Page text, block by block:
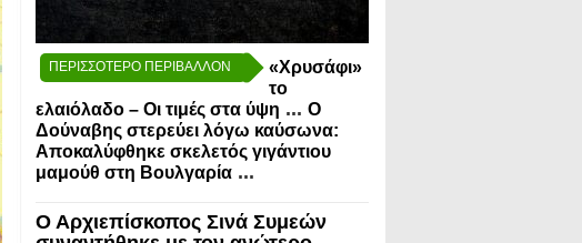
ΠΕΡΙΣΣΟΤΕΡΟ ΠΕΡΙΒΑΛΛΟΝ
«Χρυσάφι»
το
ελαιόλαδο – Οι τιμές στα ύψη ... Ο
Δούναβης στερεύει λόγω καύσωνα:
Αποκαλύφθηκε σκελετός γιγάντιου
μαμούθ στη Βουλγαρία ...
Ο Αρχιεπίσκοπος Σινά Συμεών